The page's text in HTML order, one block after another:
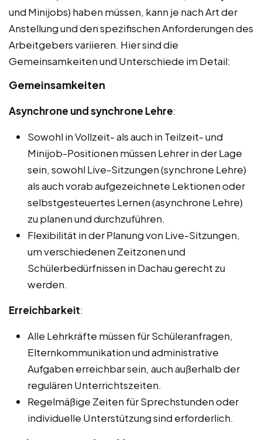
und Minijobs) haben müssen, kann je nach Art der
Anstellung und den spezifischen Anforderungen des
Arbeitgebers variieren. Hier sind die
Gemeinsamkeiten und Unterschiede im Detail:
Gemeinsamkeiten
Asynchrone und synchrone Lehre:
Sowohl in Vollzeit- als auch in Teilzeit- und
Minijob-Positionen müssen Lehrer in der Lage
sein, sowohl Live-Sitzungen (synchrone Lehre)
als auch vorab aufgezeichnete Lektionen oder
selbstgesteuertes Lernen (asynchrone Lehre)
zu planen und durchzuführen.
Flexibilität in der Planung von Live-Sitzungen,
um verschiedenen Zeitzonen und
Schülerbedürfnissen in Dachau gerecht zu
werden.
Erreichbarkeit:
Alle Lehrkräfte müssen für Schüleranfragen,
Elternkommunikation und administrative
Aufgaben erreichbar sein, auch außerhalb der
regulären Unterrichtszeiten.
Regelmäßige Zeiten für Sprechstunden oder
individuelle Unterstützung sind erforderlich.